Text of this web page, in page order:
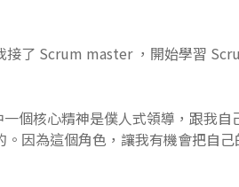
接了 Scrum master ，開始學習
個核心精神是僕人式領導，跟我
。因為這個角色，讓我有機會把自